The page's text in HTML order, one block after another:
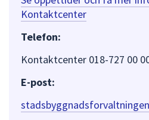
Kontaktcenter
Telefon:
Kontaktcenter 018-727 00
E-post: